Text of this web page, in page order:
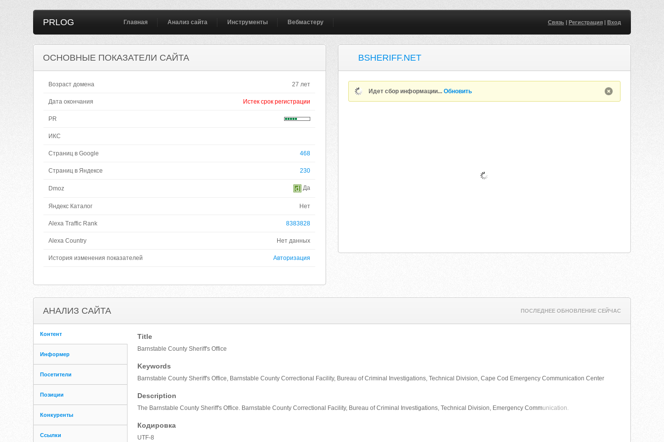
PRLOG Главная Анализ сайта Инструменты Вебмастеру Связь| Регистрация| Вход
ОСНОВНЫЕ ПОКАЗАТЕЛИ САЙТА
Возраст домена 27 лет
Дата окончания Истек срок регистрации
PR
ИКС
Страниц в Google 468
Страниц в Яндексе 230
Dmoz Да
Яндекс Каталог Нет
Alexa Traffic Rank 8383828
Alexa Country Нет данных
История изменения показателей Авторизация
BSHERIFF.NET
Идет сбор информации...Обновить
АНАЛИЗ САЙТА ПОСЛЕДНЕЕ ОБНОВЛЕНИЕ СЕЙЧАС
Контент
Информер
Посетители
Позиции
Конкуренты
Ссылки
Title
Barnstable County Sheriff's Office
Keywords
Barnstable County Sheriff's Office, Barnstable County Correctional Facility, Bureau of Criminal Investigations, Technical Division, Cape Cod Emergency Communication Center
Description
The Barnstable County Sheriff's Office. Barnstable County Correctional Facility, Bureau of Criminal Investigations, Technical Division, Emergency Communication.
Кодировка
UTF-8